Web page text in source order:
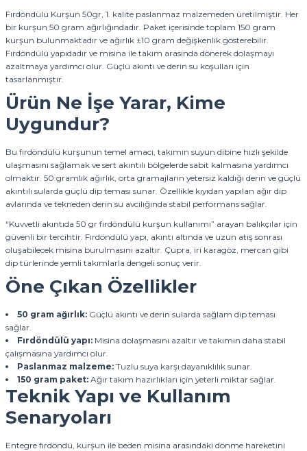
Fırdöndülü Kurşun 50gr, 1. kalite paslanmaz malzemeden üretilmiştir. Her
bir kurşun 50 gram ağırlığındadır. Paket içerisinde toplam 150 gram
kurşun bulunmaktadır ve ağırlık ±10 gram değişkenlik gösterebilir.
Fırdöndülü yapıdadır ve misina ile takım arasında dönerek dolaşmayı
azaltmaya yardımcı olur. Güçlü akıntı ve derin su koşulları için
tasarlanmıştır.
Ürün Ne İşe Yarar, Kime
Uygundur?
Bu fırdöndülü kurşunun temel amacı, takımın suyun dibine hızlı şekilde
ulaşmasını sağlamak ve sert akıntılı bölgelerde sabit kalmasına yardımcı
olmaktır. 50 gramlık ağırlık, orta gramajların yetersiz kaldığı derin ve güçlü
akıntılı sularda güçlü dip teması sunar. Özellikle kıyıdan yapılan ağır dip
avlarında ve tekneden derin su avcılığında stabil performans sağlar.
“Kuvvetli akıntıda 50 gr fırdöndülü kurşun kullanımı” arayan balıkçılar için
güvenli bir tercihtir. Fırdöndülü yapı, akıntı altında ve uzun atış sonrası
oluşabilecek misina burulmasını azaltır. Çupra, iri karagöz, mercan gibi
dip türlerinde yemli takımlarla dengeli sonuç verir.
Öne Çıkan Özellikler
50 gram ağırlık:Güçlü akıntı ve derin sularda sağlam dip teması
sağlar.
Fırdöndülü yapı:Misina dolaşmasını azaltır ve takımın daha stabil
çalışmasına yardımcı olur.
Paslanmaz malzeme:Tuzlu suya karşı dayanıklılık sunar.
150 gram paket:Ağır takım hazırlıkları için yeterli miktar sağlar.
Teknik Yapı ve Kullanım
Senaryoları
Entegre fırdöndü, kurşun ile beden misina arasındaki dönme hareketini